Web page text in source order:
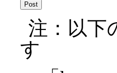
注：以下
す